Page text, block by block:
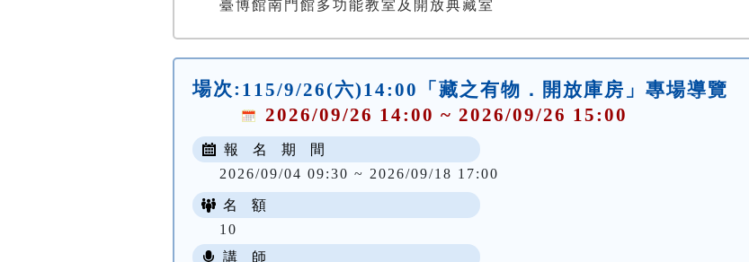
臺博館南門館多功能教室及開放典藏室
場次: 115/9/26(六)14:00「藏之有物．開放庫房」專場導覽
2026/09/26 14:00 ~ 2026/09/26 15:00
報 名 期 間
2026/09/04 09:30 ~ 2026/09/18 17:00
名 額
10
講 師